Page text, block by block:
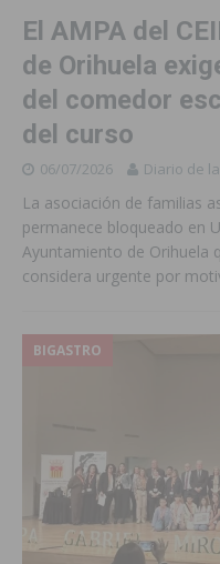
El AMPA del
de Orihuela
del comedor
del curso
06/07/2026 Diario de
La asociación de familias
permanece bloqueado en
Ayuntamiento de Orihuela
considera urgente por
BIGASTRO